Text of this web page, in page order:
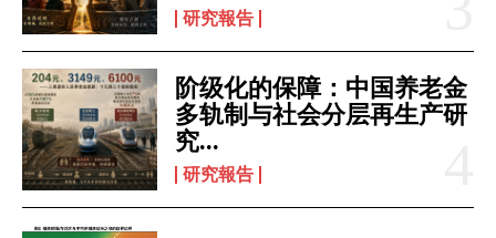
研究報告
阶级化的保障：中国养老金
多轨制与社会分层再生产研
究...
研究報告